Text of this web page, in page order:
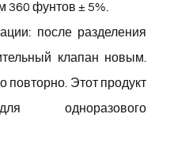
360 фунтов ± 5%.
после разделения
клапан новым.
повторно. Этот продукт
одноразового